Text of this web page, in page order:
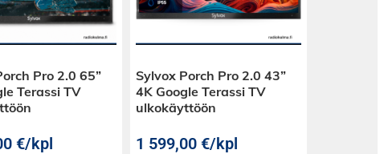
Pro 2.0 65”
Terassi TV
€/kpl
Sylvox Porch Pro 2.0 43”
4K Google Terassi TV
ulkokäyttöön
1 599,00 €/kpl